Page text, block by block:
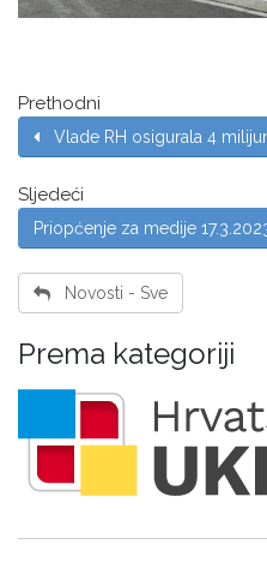
Prethodni
Vlade RH osigurala 4
Sljedeći
Priopćenje za medije
Novosti - Sve
Prema kategoriji